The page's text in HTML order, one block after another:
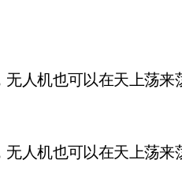
人机也可以在天上荡